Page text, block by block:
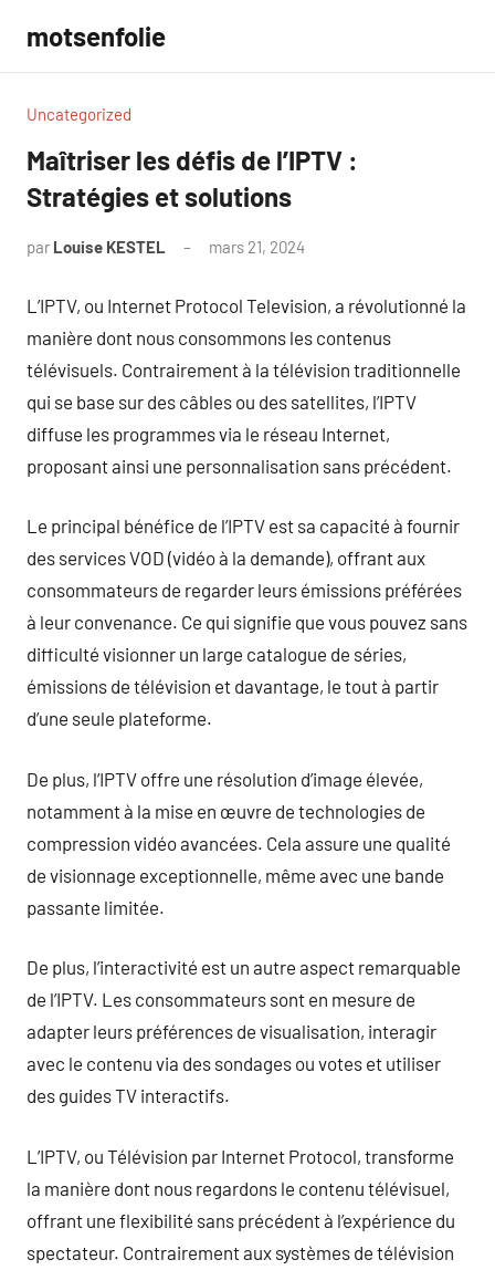
contenu
motsenfolie
Uncategorized
Maîtriser les défis de l’IPTV :
Stratégies et solutions
par Louise KESTEL mars 21, 2024
L’IPTV, ou Internet Protocol Television, a révolutionné la
manière dont nous consommons les contenus
télévisuels. Contrairement à la télévision traditionnelle
qui se base sur des câbles ou des satellites, l’IPTV
diffuse les programmes via le réseau Internet,
proposant ainsi une personnalisation sans précédent.
Le principal bénéfice de l’IPTV est sa capacité à fournir
des services VOD (vidéo à la demande), offrant aux
consommateurs de regarder leurs émissions préférées
à leur convenance. Ce qui signifie que vous pouvez sans
difficulté visionner un large catalogue de séries,
émissions de télévision et davantage, le tout à partir
d’une seule plateforme.
De plus, l’IPTV offre une résolution d’image élevée,
notamment à la mise en œuvre de technologies de
compression vidéo avancées. Cela assure une qualité
de visionnage exceptionnelle, même avec une bande
passante limitée.
De plus, l’interactivité est un autre aspect remarquable
de l’IPTV. Les consommateurs sont en mesure de
adapter leurs préférences de visualisation, interagir
avec le contenu via des sondages ou votes et utiliser
des guides TV interactifs.
L’IPTV, ou Télévision par Internet Protocol, transforme
la manière dont nous regardons le contenu télévisuel,
offrant une flexibilité sans précédent à l’expérience du
spectateur. Contrairement aux systèmes de télévision